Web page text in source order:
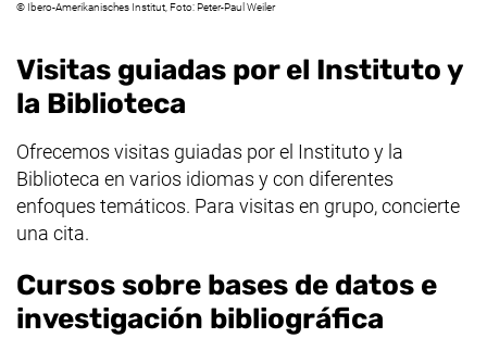
© Ibero-Amerikanisches Institut, Foto: Peter-Paul Weiler
Visitas guiadas por el Instituto y
la Biblioteca
Ofrecemos visitas guiadas por el Instituto y la
Biblioteca en varios idiomas y con diferentes
enfoques temáticos. Para visitas en grupo, concierte
una cita.
Cursos sobre bases de datos e
investigación bibliográfica